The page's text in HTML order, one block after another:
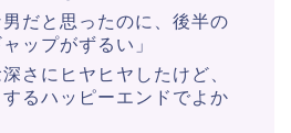
男だと思ったのに、後半の
ップがずるい」
深さにヒヤヒヤしたけど、
るハッピーエンドでよか